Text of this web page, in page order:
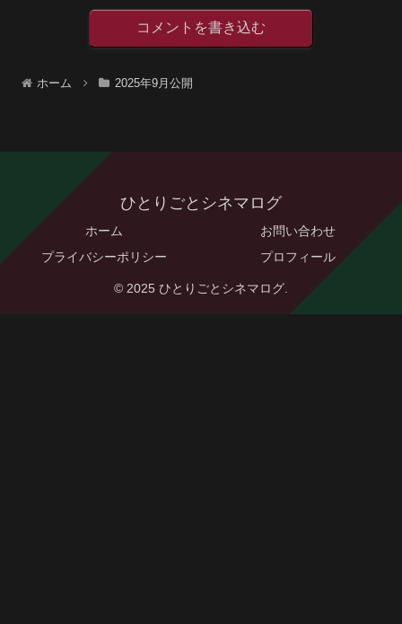
コメントを書き込む
ホーム 2025年9月公開
ひとりごとシネマログ
ホーム
お問い合わせ
プライバシーポリシー
プロフィール
© 2025 ひとりごとシネマログ.